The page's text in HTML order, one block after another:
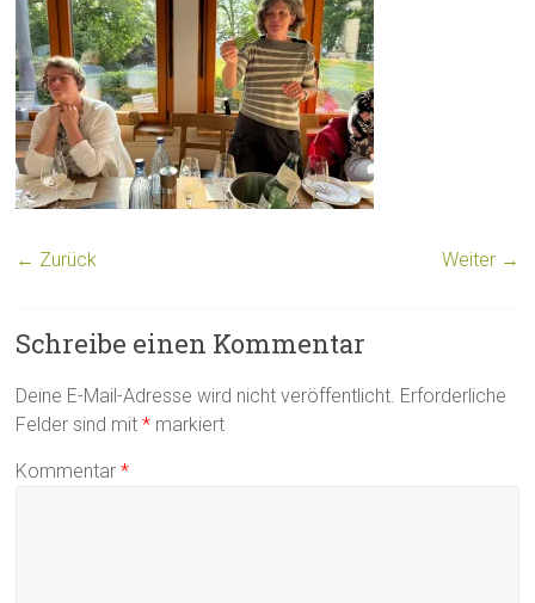
← Zurück Weiter →
Schreibe einen Kommentar
Deine E-Mail-Adresse wird nicht veröffentlicht. Erforderliche
Felder sind mit* markiert
Kommentar*